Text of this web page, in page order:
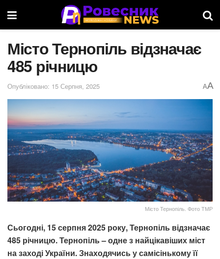
Місто Тернопіль відзначає
485 річницю
Опубліковано: 15 Серпня, 2025 AA
Місто Тернопіль. Фото ТМР
Сьогодні, 15 серпня 2025 року, Тернопіль відзначає
485 річницю. Тернопіль – одне з найцікавіших міст
на заході України. Знаходячись у самісінькому її